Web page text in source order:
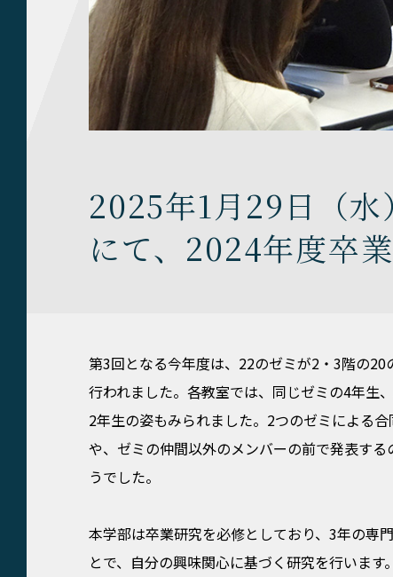
2025年1月29日（
にて、2024年度卒
第3回となる今年度は、22のゼミが2・3階の
行われました。各教室では、同じゼミの4年生
2年生の姿もみられました。2つのゼミによる
や、ゼミの仲間以外のメンバーの前で発表す
うでした。
本学部は卒業研究を必修としており、3年の専
とで、自分の興味関心に基づく研究を行いま